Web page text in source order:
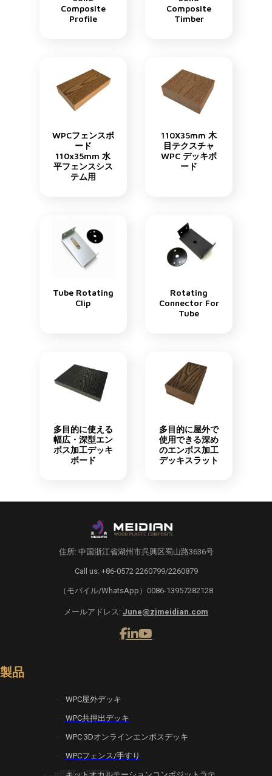
Composite
Profile
Composite
Timber
WPCフェンスボ
ード
110x35mm 水
平フェンスシス
テム用
110X35mm 木
目テクスチャ
WPC デッキボ
ード
Tube Rotating
Clip
Rotating
Connector For
Tube
多目的に使える
幅広・深型エン
ボス加工デッキ
ボード
多目的に屋外で
使用できる深め
のエンボス加工
デッキスラット
住所: 中国浙江省湖州市呉興区蜀山路3636号
Call us: +86-0572 2260799/2260879
（モバイル/WhatsApp）0086-13957282128
メールアドレス: June@zjmeidian.com
製品
WPC屋外デッキ
WPC共押出デッキ
WPC 3Dオンラインエンボスデッキ
WPCフェンス/手すり